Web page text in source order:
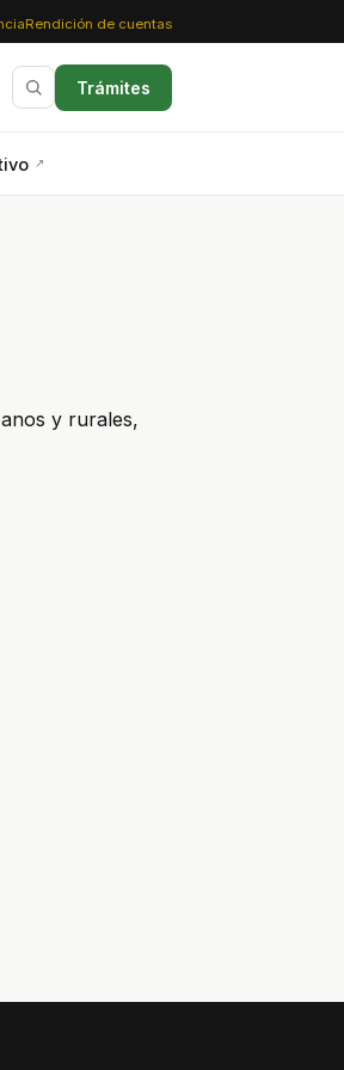
Rendición de cuentas
Trámites
y rurales,